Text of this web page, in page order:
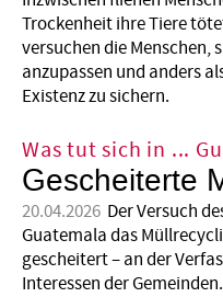
Trockenheit ihre Tiere
versuchen die Menschen,
anzupassen und anders
Existenz zu sichern.
Was tut sich in ...
Gescheiterte
20.04.2026 Der Versuch
Guatemala das
gescheitert – an der
Interessen der Gemeinden.